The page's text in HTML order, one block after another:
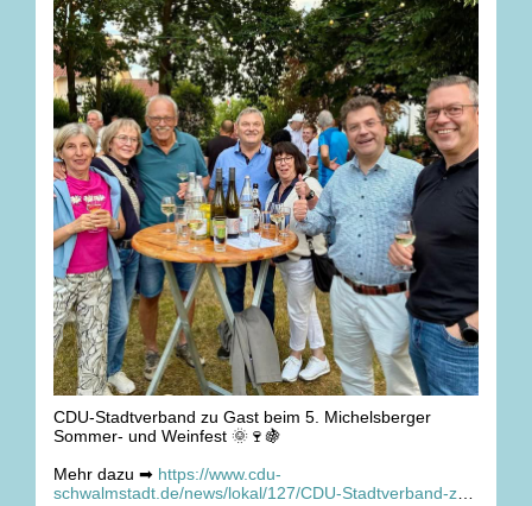
CDU-Stadtverband zu Gast beim 5. Michelsberger
Sommer- und Weinfest 🌞🍷🍇
Mehr dazu ➡ https://www.cdu-
schwalmstadt.de/news/lokal/127/CDU-Stadtverband-zu-